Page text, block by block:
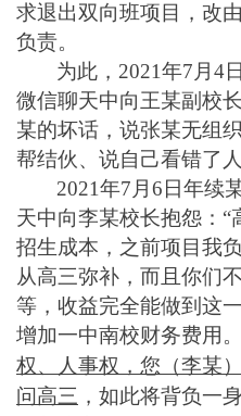
求退出双向班项目，改
负责。
为此，2021年7月4
微信聊天中向王某副校
某的坏话，说张某无组
帮结伙、说自己看错了人
2021年7月6日年续
天中向李某校长抱怨：“
招生成本，之前项目我
从高三弥补，而且你们
等，收益完全能做到这
增加一中南校财务费用
权、人事权，您（李某
问高三 ，如此将背负一